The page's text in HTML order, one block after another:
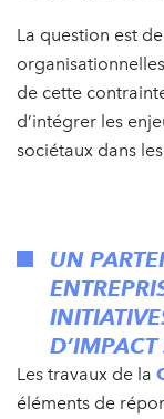
La question est
de cette
d’intégrer les
sociétaux dans
UN
Les travaux de la
éléments de